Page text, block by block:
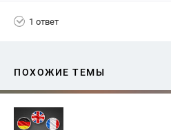
1 ответ
ПОХОЖИЕ ТЕМЫ